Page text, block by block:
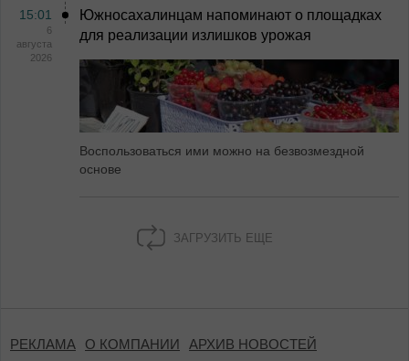
15:01
6
августа
2026
Южносахалинцам напоминают о площадках
для реализации излишков урожая
Воспользоваться ими можно на безвозмездной
основе
ЗАГРУЗИТЬ ЕЩЕ
РЕКЛАМА О КОМПАНИИ АРХИВ НОВОСТЕЙ